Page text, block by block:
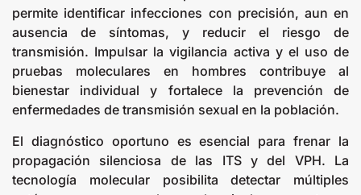
permite identificar infecciones con precisión, aun en
ausencia de síntomas, y reducir el riesgo de
transmisión. Impulsar la vigilancia activa y el uso de
pruebas moleculares en hombres contribuye al
bienestar individual y fortalece la prevención de
enfermedades de transmisión sexual en la población.
El diagnóstico oportuno es esencial para frenar la
propagación silenciosa de las ITS y del VPH. La
tecnología molecular posibilita detectar múltiples